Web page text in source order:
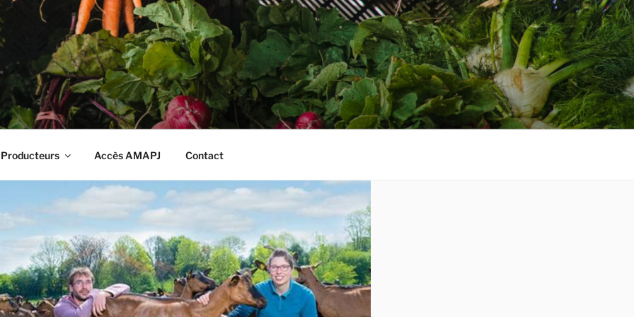
CIRCUIT NIORT
Producteurs Accès AMAPJ Contact